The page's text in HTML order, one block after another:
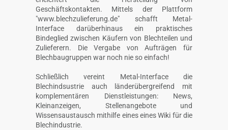
Geschäftskontakten. Mittels der Plattform
"www.blechzulieferung.de" schafft Metal-
Interface darüberhinaus ein praktisches
Bindeglied zwischen Käufern von Blechteilen und
Zulieferern. Die Vergabe von Aufträgen für
Blechbaugruppen war noch nie so einfach!
Schließlich vereint Metal-Interface die
Blechindsustrie auch länderübergreifend mit
komplementären Dienstleistungen: News,
Kleinanzeigen, Stellenangebote und
Wissensaustausch mithilfe eines eines Wiki für die
Blechindustrie.